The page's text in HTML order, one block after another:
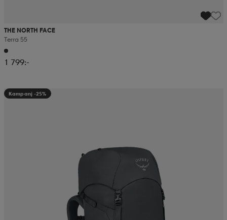
THE NORTH FACE
Terra 55
1 799:-
Kampanj -25%